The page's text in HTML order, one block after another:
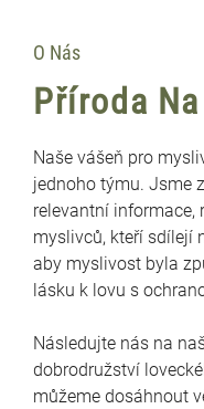
O Nás
Příroda
Naše vášeň pro
jednoho týmu. Jsme
relevantní informace,
myslivců, kteří sdílejí
aby myslivost byla
lásku k lovu s
Následujte nás na
dobrodružství
můžeme dosáhnout